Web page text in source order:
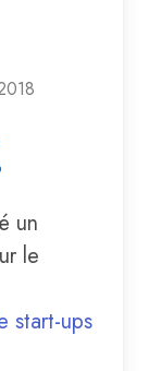
un
le
start-ups